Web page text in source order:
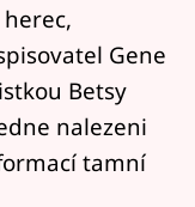
Gene
Betsy
nalezeni
tamní